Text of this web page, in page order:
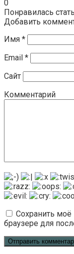
0
Понравилась
Добавить
Имя *
Email *
Сайт
Комментарий
Сохранить моё
браузере для